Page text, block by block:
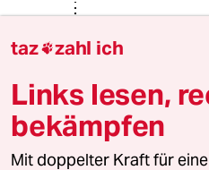
M MRO
@Balduin:
Legendär ist
andere
beleidigen,
taz zahl ich
Links lesen,
bekämpfen
Mit doppelter Kraft für